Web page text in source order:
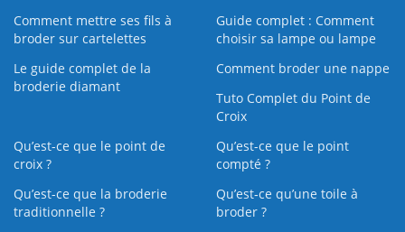
Comment mettre ses fils à
broder sur cartelettes
Guide complet : Comment
choisir sa lampe ou lampe
Le guide complet de la
broderie diamant
Comment broder une nappe
Tuto Complet du Point de
Croix
Qu’est-ce que le point de
croix ?
Qu’est-ce que le point
compté ?
Qu’est-ce que la broderie
traditionnelle ?
Qu’est‑ce qu’une toile à
broder ?